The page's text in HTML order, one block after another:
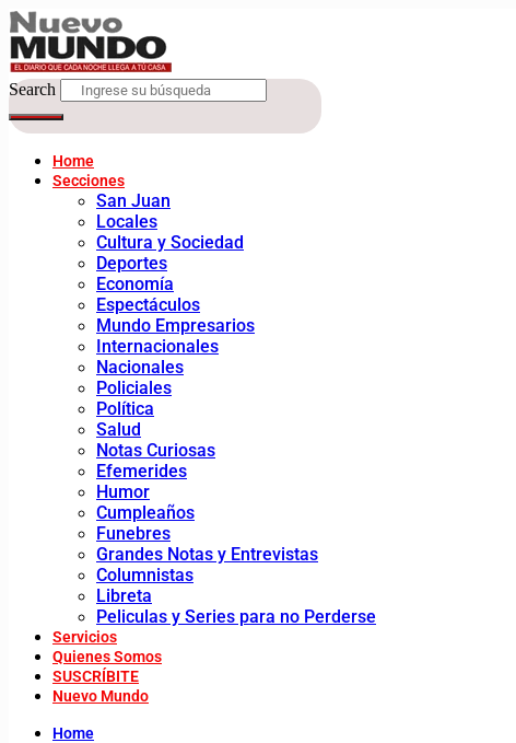
Search
Home
Secciones
San Juan
Locales
Cultura y Sociedad
Deportes
Economía
Espectáculos
Mundo Empresarios
Internacionales
Nacionales
Policiales
Política
Salud
Notas Curiosas
Efemerides
Humor
Cumpleaños
Funebres
Grandes Notas y Entrevistas
Columnistas
Libreta
Peliculas y Series para no Perderse
Servicios
Quienes Somos
SUSCRÍBITE
Nuevo Mundo
Home